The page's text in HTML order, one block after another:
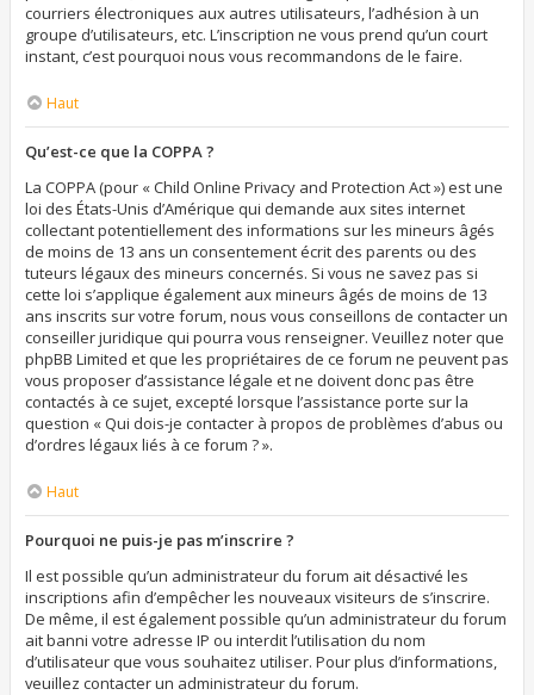
courriers électroniques aux autres utilisateurs, l’adhésion à un
groupe d’utilisateurs, etc. L’inscription ne vous prend qu’un court
instant, c’est pourquoi nous vous recommandons de le faire.
Haut
Qu’est-ce que la COPPA ?
La COPPA (pour « Child Online Privacy and Protection Act ») est une
loi des États-Unis d’Amérique qui demande aux sites internet
collectant potentiellement des informations sur les mineurs âgés
de moins de 13 ans un consentement écrit des parents ou des
tuteurs légaux des mineurs concernés. Si vous ne savez pas si
cette loi s’applique également aux mineurs âgés de moins de 13
ans inscrits sur votre forum, nous vous conseillons de contacter un
conseiller juridique qui pourra vous renseigner. Veuillez noter que
phpBB Limited et que les propriétaires de ce forum ne peuvent pas
vous proposer d’assistance légale et ne doivent donc pas être
contactés à ce sujet, excepté lorsque l’assistance porte sur la
question « Qui dois-je contacter à propos de problèmes d’abus ou
d’ordres légaux liés à ce forum ? ».
Haut
Pourquoi ne puis-je pas m’inscrire ?
Il est possible qu’un administrateur du forum ait désactivé les
inscriptions afin d’empêcher les nouveaux visiteurs de s’inscrire.
De même, il est également possible qu’un administrateur du forum
ait banni votre adresse IP ou interdit l’utilisation du nom
d’utilisateur que vous souhaitez utiliser. Pour plus d’informations,
veuillez contacter un administrateur du forum.